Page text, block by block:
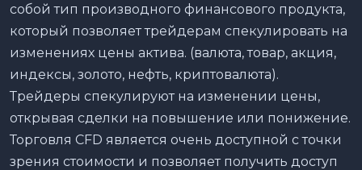
собой тип производного финансового продукта,
который позволяет трейдерам спекулировать на
изменениях цены актива. (валюта, товар, акция,
индексы, золото, нефть, криптовалюта).
Трейдеры спекулируют на изменении цены,
открывая сделки на повышение или понижение.
Торговля CFD является очень доступной с точки
зрения стоимости и позволяет получить доступ